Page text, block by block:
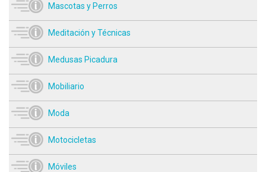
Mascotas y Perros
Meditación y Técnicas
Medusas Picadura
Mobiliario
Moda
Motocicletas
Móviles